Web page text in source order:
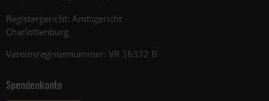
Registergericht: Amtsgericht
Charlottenburg
Vereinsregisternummer: VR 36372 B
Spendenkonto